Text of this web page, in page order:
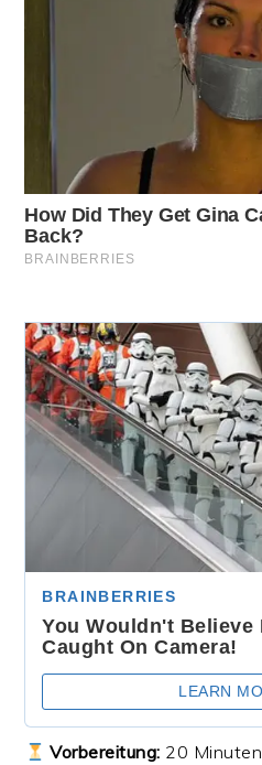
Vorbereitung: 20 Minuten